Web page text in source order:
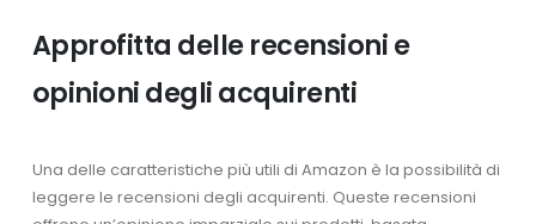
Approfitta delle recensioni e
opinioni degli acquirenti
Una delle caratteristiche più utili di Amazon è la possibilità di
leggere le recensioni degli acquirenti. Queste recensioni